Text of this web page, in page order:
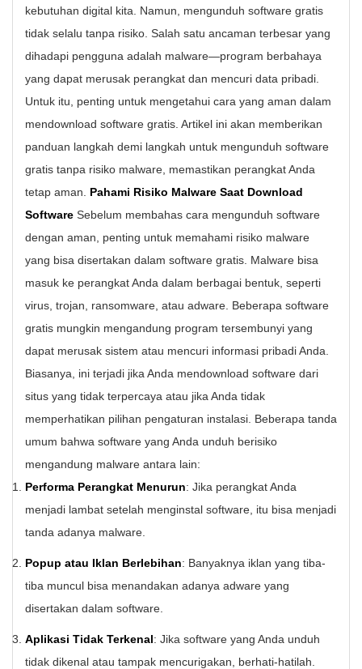
kebutuhan digital kita. Namun, mengunduh software gratis
tidak selalu tanpa risiko. Salah satu ancaman terbesar yang
dihadapi pengguna adalah malware—program berbahaya
yang dapat merusak perangkat dan mencuri data pribadi.
Untuk itu, penting untuk mengetahui cara yang aman dalam
mendownload software gratis. Artikel ini akan memberikan
panduan langkah demi langkah untuk mengunduh software
gratis tanpa risiko malware, memastikan perangkat Anda
tetap aman. Pahami Risiko Malware Saat Download
Software Sebelum membahas cara mengunduh software
dengan aman, penting untuk memahami risiko malware
yang bisa disertakan dalam software gratis. Malware bisa
masuk ke perangkat Anda dalam berbagai bentuk, seperti
virus, trojan, ransomware, atau adware. Beberapa software
gratis mungkin mengandung program tersembunyi yang
dapat merusak sistem atau mencuri informasi pribadi Anda.
Biasanya, ini terjadi jika Anda mendownload software dari
situs yang tidak terpercaya atau jika Anda tidak
memperhatikan pilihan pengaturan instalasi. Beberapa tanda
umum bahwa software yang Anda unduh berisiko
mengandung malware antara lain:
Performa Perangkat Menurun: Jika perangkat Anda
menjadi lambat setelah menginstal software, itu bisa menjadi
tanda adanya malware.
Popup atau Iklan Berlebihan: Banyaknya iklan yang tiba-
tiba muncul bisa menandakan adanya adware yang
disertakan dalam software.
Aplikasi Tidak Terkenal: Jika software yang Anda unduh
tidak dikenal atau tampak mencurigakan, berhati-hatilah.